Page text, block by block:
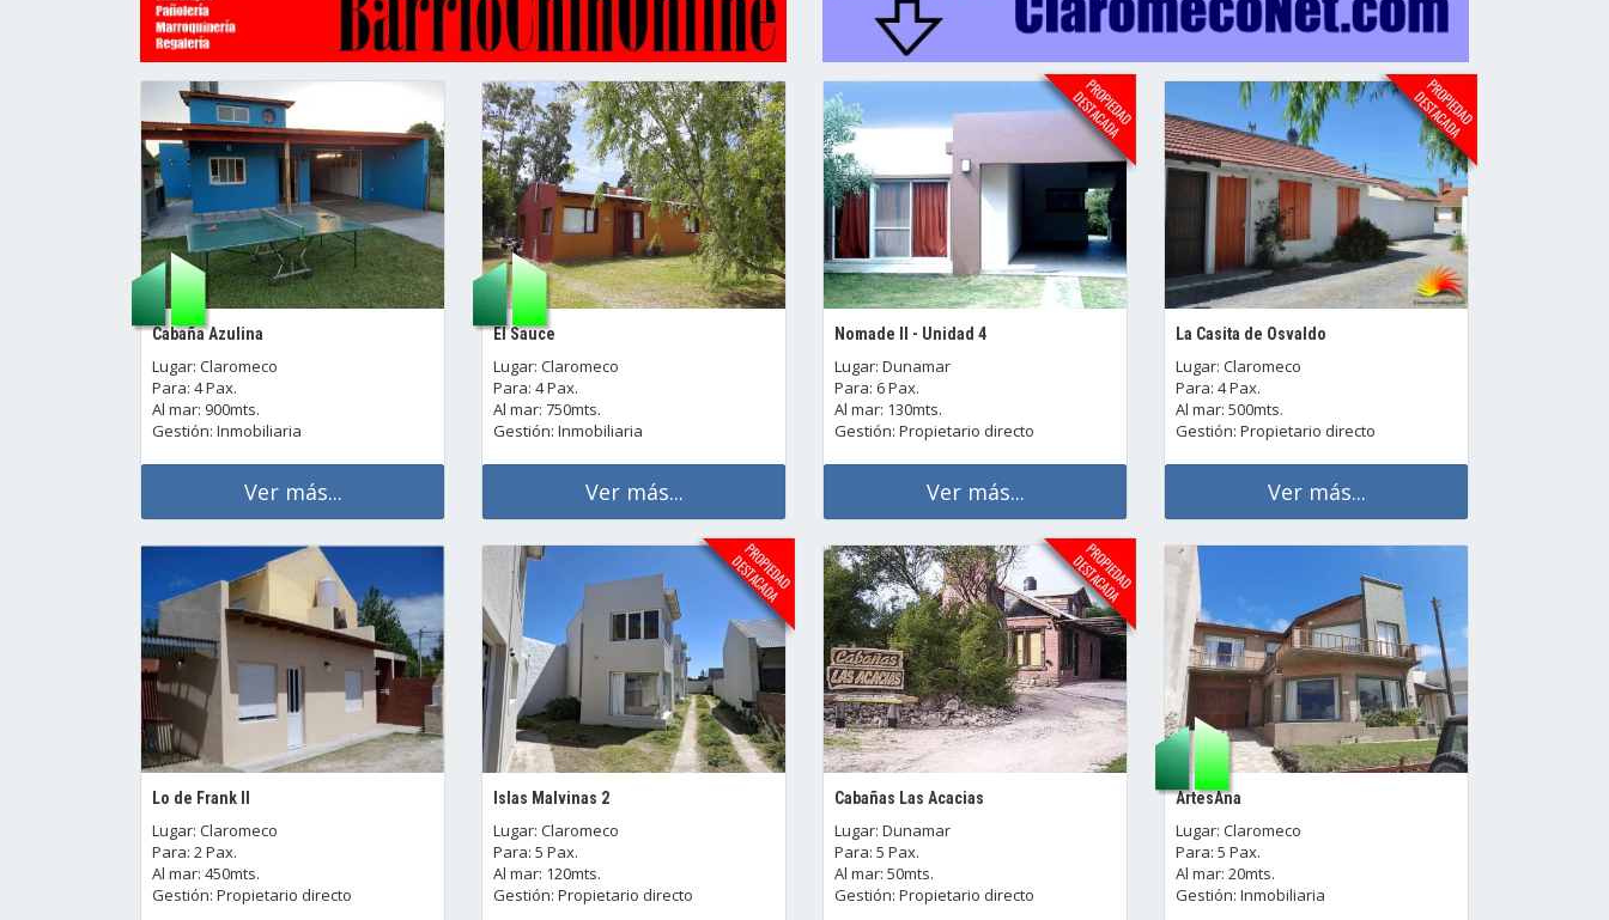
Cabaña Azulina
Lugar: Claromeco
Para: 4 Pax.
Al mar: 900mts.
Gestión: Inmobiliaria
Ver más...
El Sauce
Lugar: Claromeco
Para: 4 Pax.
Al mar: 750mts.
Gestión: Inmobiliaria
Ver más...
Nomade II - Unidad 4
Lugar: Dunamar
Para: 6 Pax.
Al mar: 130mts.
Gestión: Propietario directo
Ver más...
La Casita de Osvaldo
Lugar: Claromeco
Para: 4 Pax.
Al mar: 500mts.
Gestión: Propietario directo
Ver más...
Lo de Frank II
Lugar: Claromeco
Para: 2 Pax.
Al mar: 450mts.
Gestión: Propietario directo
Islas Malvinas 2
Lugar: Claromeco
Para: 5 Pax.
Al mar: 120mts.
Gestión: Propietario directo
Cabañas Las Acacias
Lugar: Dunamar
Para: 5 Pax.
Al mar: 50mts.
Gestión: Propietario directo
ArtesAna
Lugar: Claromeco
Para: 5 Pax.
Al mar: 20mts.
Gestión: Inmobiliaria